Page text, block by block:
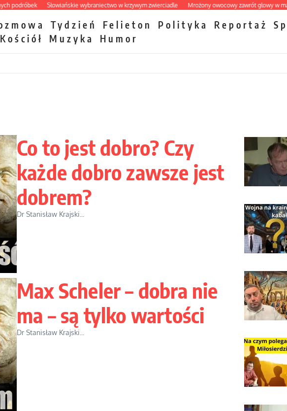
Słowiańskie wybraniectwo w krzywym zwierciadle Mrożony owocowy zawrót głowy w marketach
Tydzień Felieton Polityka Reportaż
Kościół Muzyka Humor
Co to jest dobro? Czy
każde dobro zawsze jest
dobrem?
Dr Stanisław Krajski...
Max Scheler – dobra nie
ma – są tylko wartości
Dr Stanisław Krajski...